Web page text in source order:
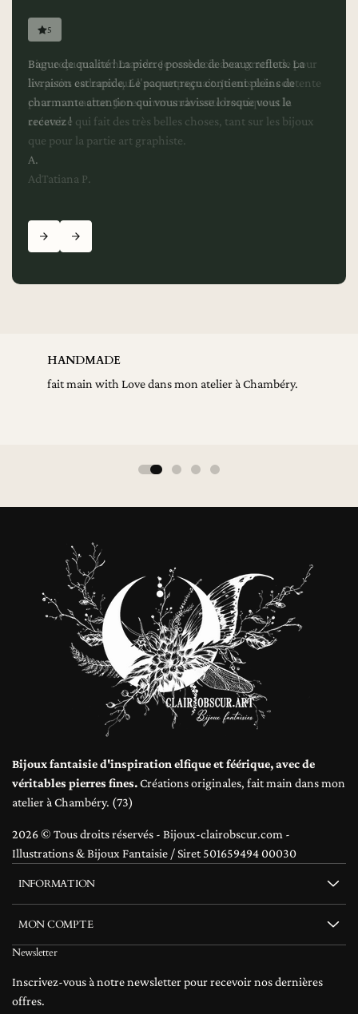
5
Bague de qualité ! La pierre possède de beaux reflets. La
livraison est rapide. Le paquet reçu contient pleins de
charmante attention qui vous ravisse lorsque vous le
recevez !
A.
dans mon atelier à Chambéry. dans de jolies
Bijoux fantaisie d'inspiration elfique et féérique, avec de
véritables pierres fines.Créations originales, fait main dans mon
atelier à Chambéry. (73)
2026 © Tous droits réservés - Bijoux-clairobscur.com -
Illustrations & Bijoux Fantaisie / Siret 501659494 00030
INFORMATION
MON COMPTE
Newsletter
Inscrivez-vous à notre newsletter pour recevoir nos dernières
offres.